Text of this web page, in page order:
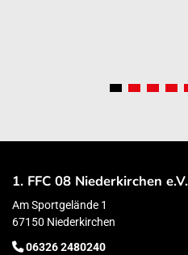
1. FFC 08 Niederkirchen e.V.
Am Sportgelände 1
67150 Niederkirchen
06326 2480240